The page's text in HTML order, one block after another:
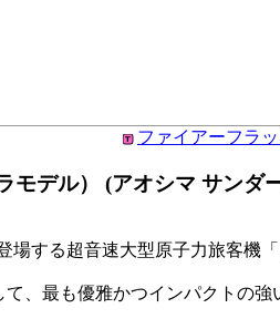
ファイアーフラ
モデル） (アオシマ サンダ
する超音速大型原子力旅客機
、最も優雅かつインパクトの